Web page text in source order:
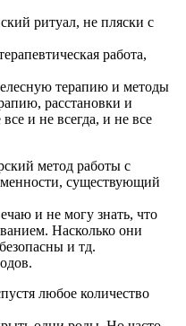
ритуал, не пляски с
работа,
терапию и методы
расстановки и
и не всегда, и не все
метод работы с
существующий
и не могу знать, что
Насколько они
и тд.
любое количество